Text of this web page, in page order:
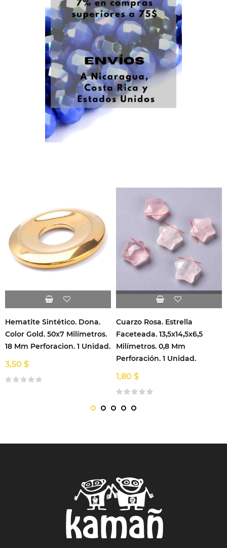
Hematite Sintético. Dona.
Color Gold. 50x7 Milímetros.
18 Mm Perforacion. 1 Unidad.
3,50 $
Cuarzo Rosa. Estrella
Faceteada. 13,5x14,5x6,5
Milímetros. 0,8 Mm
Perforación. 1 Unidad.
1,80 $